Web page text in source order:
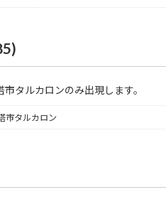
市タルカロンのみ出現します。
市タルカロン